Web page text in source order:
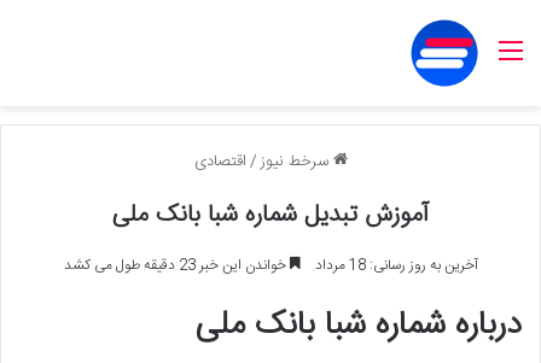
منو
سرخط نیوز/اقتصادی
آموزش تبدیل شماره شبا بانک ملی
آخرین به روز رسانی: 18 مرداد خواندن این خبر 23 دقیقه طول می کشد
درباره شماره شبا بانک ملی